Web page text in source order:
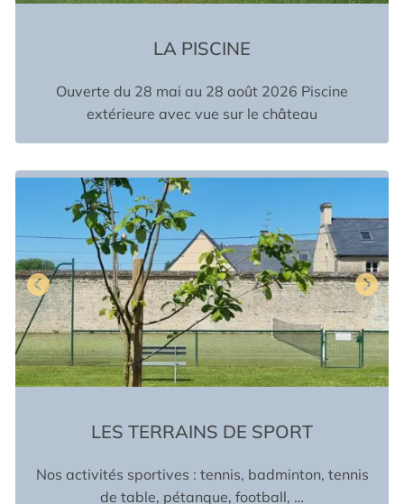
LA PISCINE
Ouverte du 28 mai au 28 août 2026 Piscine
extérieure avec vue sur le château
LES TERRAINS DE SPORT
Nos activités sportives : tennis, badminton, tennis
de table, pétanque, football, …